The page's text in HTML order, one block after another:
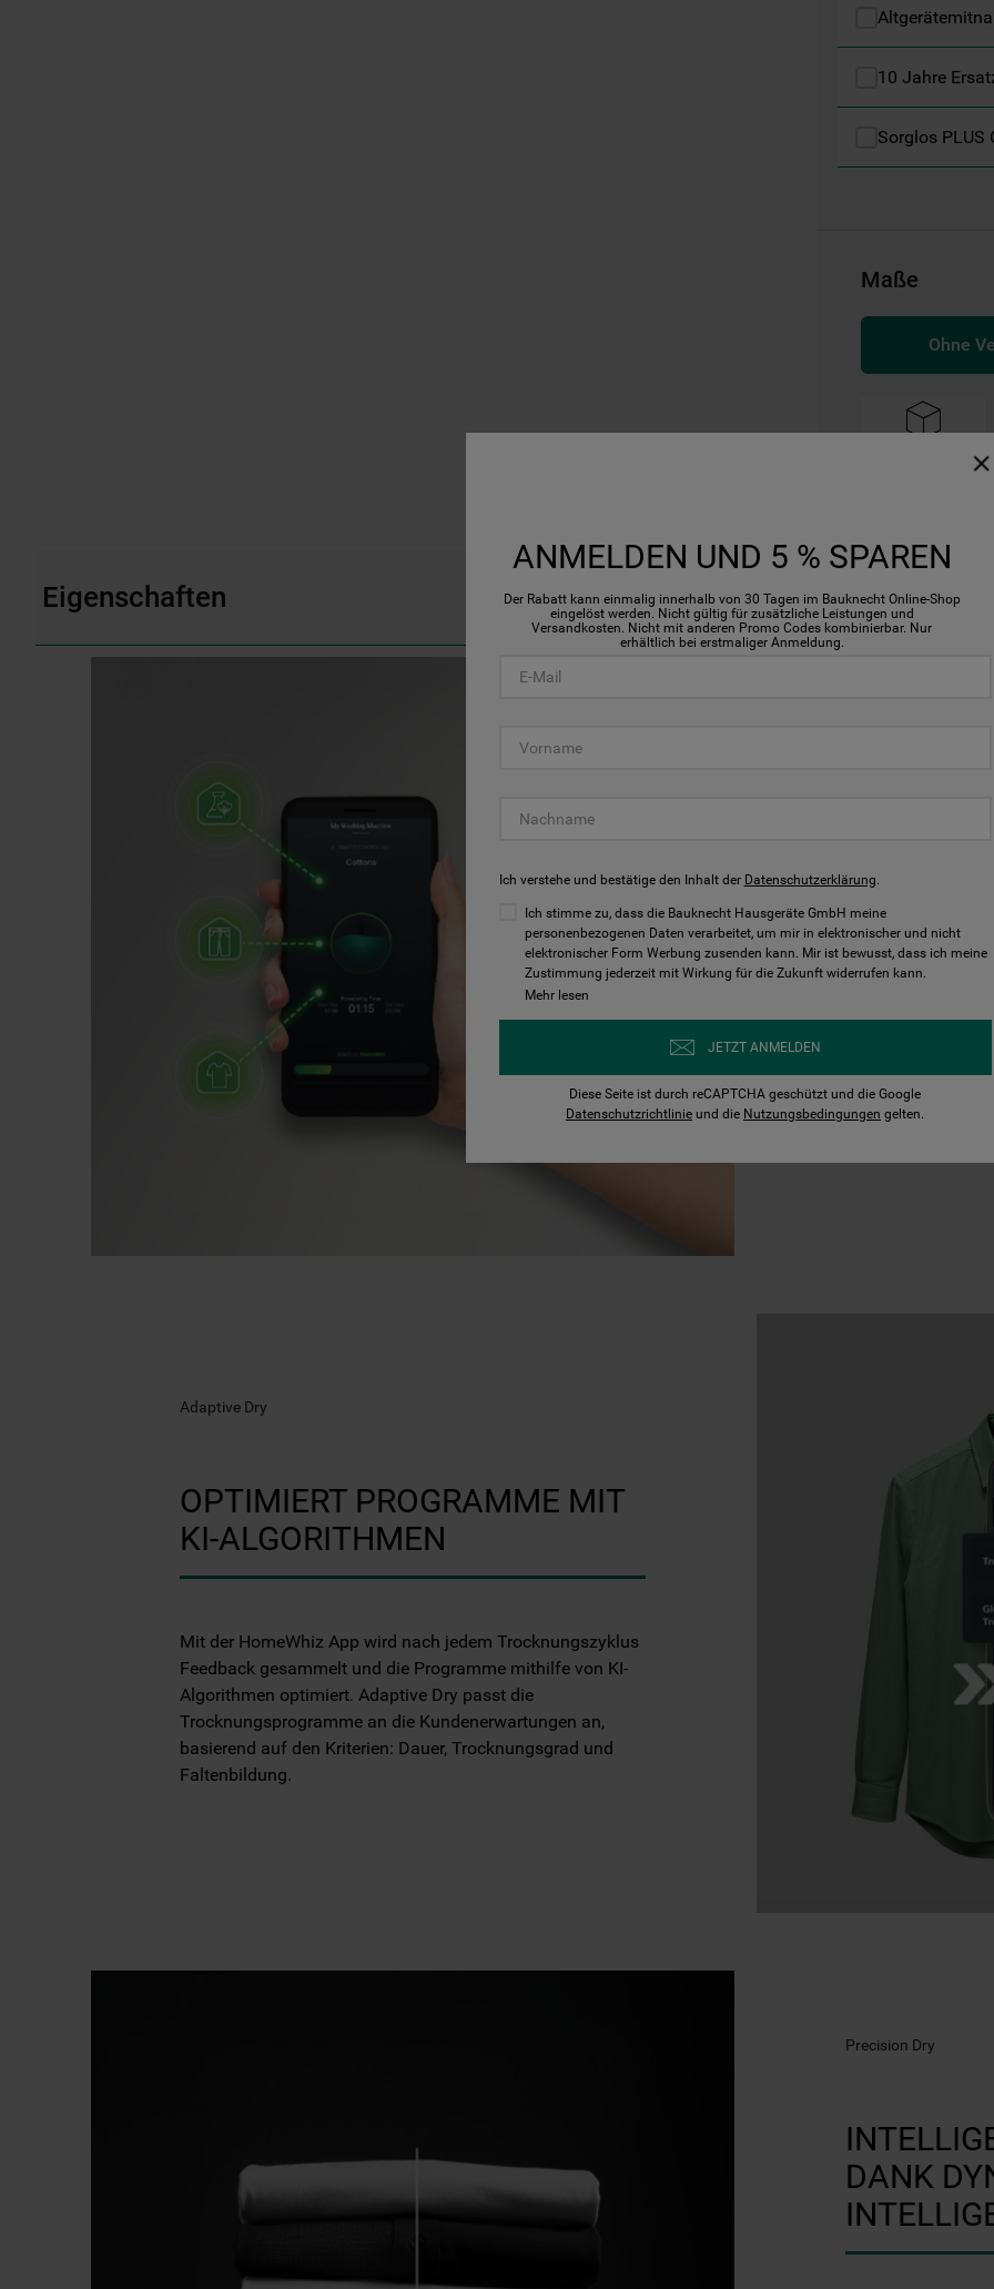
10 Jahre
Sorglos PLUS
Maße
Ohne
Eigenschaften
APP
Die innovative
von Hausgeräten
lassen sich
und
Adaptive Dry
OPTIMIERT PROGRAMME MIT
KI-ALGORITHMEN
Mit der HomeWhiz App wird nach jedem Trocknungszyklus
Feedback gesammelt und die Programme mithilfe von KI-
Algorithmen optimiert. Adaptive Dry passt die
Trocknungsprogramme an die Kundenerwartungen an,
basierend auf den Kriterien: Dauer, Trocknungsgrad und
Faltenbildung.
Precision Dry
DANK
ANMELDEN UND 5 % SPAREN
Der Rabatt kann einmalig innerhalb von 30 Tagen im Bauknecht Online-Shop
eingelöst werden. Nicht gültig für zusätzliche Leistungen und
Versandkosten. Nicht mit anderen Promo Codes kombinierbar. Nur
erhältlich bei erstmaliger Anmeldung.
Ich verstehe und bestätige den Inhalt der Datenschutzerklärung.
Ich stimme zu, dass die Bauknecht Hausgeräte GmbH meine
personenbezogenen Daten verarbeitet, um mir in elektronischer und nicht
elektronischer Form Werbung zusenden kann. Mir ist bewusst, dass ich meine
Zustimmung jederzeit mit Wirkung für die Zukunft widerrufen kann.
Mehr lesen
JETZT ANMELDEN
Diese Seite ist durch reCAPTCHA geschützt und die Google
Datenschutzrichtlinie und die Nutzungsbedingungen gelten.